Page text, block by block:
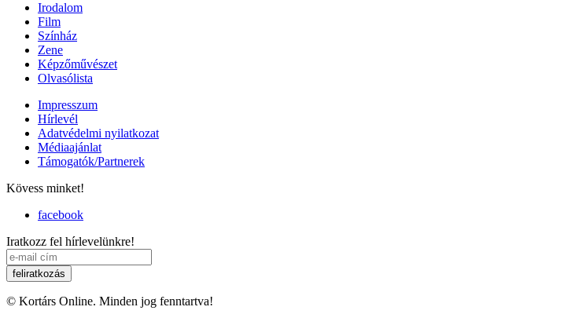
Irodalom
Film
Színház
Zene
Képzőművészet
Olvasólista
Impresszum
Hírlevél
Adatvédelmi nyilatkozat
Médiaajánlat
Támogatók/Partnerek
Kövess minket!
facebook
Iratkozz fel hírlevelünkre!
© Kortárs Online. Minden jog fenntartva!